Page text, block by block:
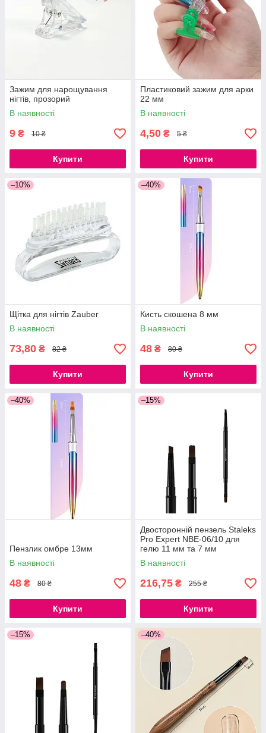
Зажим для нарощування
нігтів, прозорий
В наявності
9 ₴ 10 ₴
Купити
Пластиковий зажим для арки
22 мм
В наявності
4,50 ₴ 5 ₴
Купити
–10%
Щітка для нігтів Zauber
В наявності
73,80 ₴ 82 ₴
Купити
–40%
Кисть скошена 8 мм
В наявності
48 ₴ 80 ₴
Купити
–40%
Пензлик омбре 13мм
В наявності
48 ₴ 80 ₴
Купити
–15%
Двосторонній пензель Staleks
Pro Expert NBE-06/10 для
гелю 11 мм та 7 мм
В наявності
216,75 ₴ 255 ₴
Купити
–15% –40%